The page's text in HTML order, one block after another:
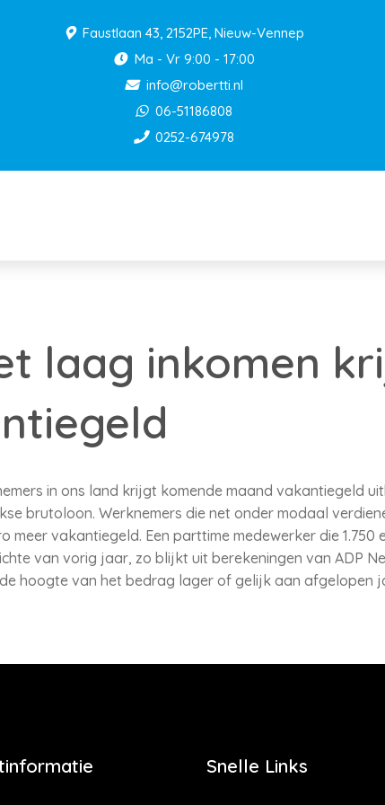
Faustlaan 43, 2152PE, Nieuw-Vennep
Ma - Vr 9:00 - 17:00
info@robertti.nl
06-51186808
0252-674978
laag inkomen
in ons land krijgt komende maand vakantiegeld
brutoloon. Werknemers die net onder modaal
meer vakantiegeld. Een parttime medewerker die
van vorig jaar, zo blijkt uit berekeningen van ADP
hoogte van het bedrag lager of gelijk aan afgelopen
Snelle Links